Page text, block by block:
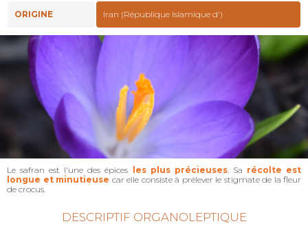
ORIGINE Iran (République Islamique d')
Le safran est l'une des épices les plus précieuses. Sa récolte est
longue et minutieuse car elle consiste à prélever le stigmate de la fleur
de crocus.
DESCRIPTIF ORGANOLEPTIQUE